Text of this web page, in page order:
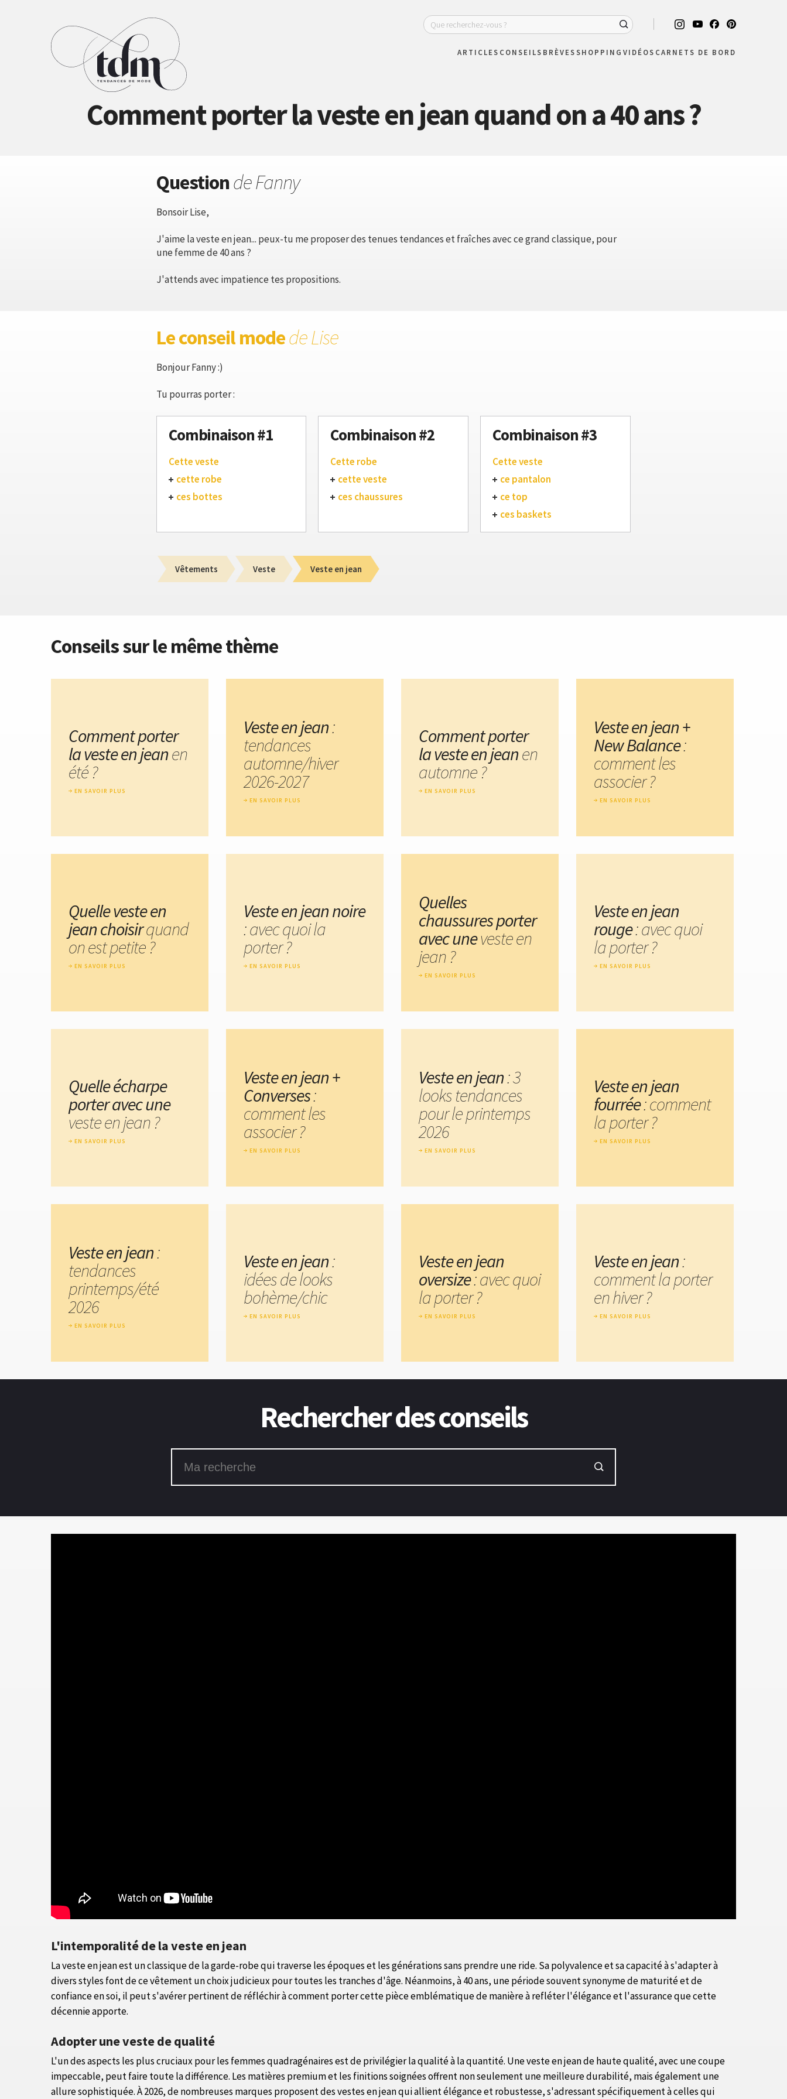
ARTICLES CONSEILS BRÈVESSHOPPING VIDÉOS CARNETS DE BORD
Comment porter la veste en jean quand on a 40 ans ?
Questionde Fanny
Bonsoir Lise,
J'aime la veste en jean... peux-tu me proposer des tenues tendances et fraîches avec ce grand classique, pour
une femme de 40 ans ?
J'attends avec impatience tes propositions.
Le conseil modede Lise
Bonjour Fanny :)
Tu pourras porter :
Combinaison #1
Cette veste
cette robe
ces bottes
Combinaison #2
Cette robe
cette veste
ces chaussures
Combinaison #3
Cette veste
ce pantalon
ce top
ces baskets
Vêtements Veste Veste en jean
L'intemporalité de la veste en jean
La veste en jean est un classique de la garde-robe qui traverse les époques et les générations sans prendre une ride. Sa polyvalence et sa capacité à s'adapter à
divers styles font de ce vêtement un choix judicieux pour toutes les tranches d'âge. Néanmoins, à 40 ans, une période souvent synonyme de maturité et de
confiance en soi, il peut s'avérer pertinent de réfléchir à comment porter cette pièce emblématique de manière à refléter l'élégance et l'assurance que cette
décennie apporte.
Adopter une veste de qualité
L'un des aspects les plus cruciaux pour les femmes quadragénaires est de privilégier la qualité à la quantité. Une veste en jean de haute qualité, avec une coupe
impeccable, peut faire toute la différence. Les matières premium et les finitions soignées offrent non seulement une meilleure durabilité, mais également une
allure sophistiquée. À 2026, de nombreuses marques proposent des vestes en jean qui allient élégance et robustesse, s'adressant spécifiquement à celles qui
Conseils sur le même thème
Comment porter
la veste en jeanen
été ?
EN SAVOIR PLUS
Veste en jean:
tendances
automne/hiver
2026-2027
EN SAVOIR PLUS
Comment porter
la veste en jeanen
automne ?
EN SAVOIR PLUS
Veste en jean +
New Balance:
comment les
associer ?
EN SAVOIR PLUS
Quelle veste en
jean choisirquand
on est petite ?
EN SAVOIR PLUS
Veste en jean noire
: avec quoi la
porter ?
EN SAVOIR PLUS
Quelles
chaussures porter
avec uneveste en
jean ?
EN SAVOIR PLUS
Veste en jean
rouge: avec quoi
la porter ?
EN SAVOIR PLUS
Quelle écharpe
porter avec une
veste en jean ?
EN SAVOIR PLUS
Veste en jean +
Converses:
comment les
associer ?
EN SAVOIR PLUS
Veste en jean: 3
looks tendances
pour le printemps
2026
EN SAVOIR PLUS
Veste en jean
fourrée: comment
la porter ?
EN SAVOIR PLUS
Veste en jean:
tendances
printemps/été
2026
EN SAVOIR PLUS
Veste en jean:
idées de looks
bohème/chic
EN SAVOIR PLUS
Veste en jean
oversize: avec quoi
la porter ?
EN SAVOIR PLUS
Veste en jean:
comment la porter
en hiver ?
EN SAVOIR PLUS
Rechercher des conseils